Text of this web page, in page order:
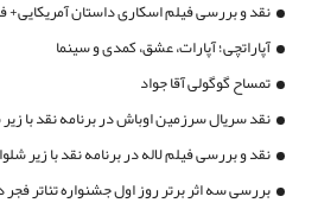
نقد و بررسی فیلم اسکاری داستان آمریکایی+
آپاراتچی؛ آپارات، عشق، کمدی و سینما
تمساح گوگولی آقا جواد
نقد سریال سرزمین اوباش در برنامه نقد با
نقد و بررسی فیلم لاله در برنامه نقد با زیر
بررسی سه اثر برتر روز اول جشنواره تئاتر فجر